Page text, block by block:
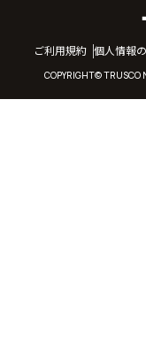
ご利用規約 個人情報
COPYRIGHT© TRUSCO